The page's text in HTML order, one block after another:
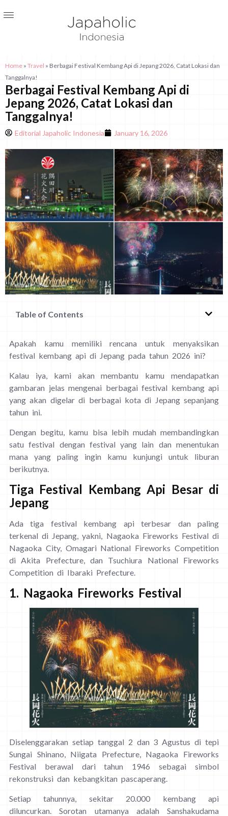
Home » Travel » Berbagai Festival Kembang Api di Jepang 2026, Catat Lokasi dan
Tanggalnya!
Berbagai Festival Kembang Api di
Jepang 2026, Catat Lokasi dan
Tanggalnya!
Editorial Japaholic Indonesia January 16, 2026
Table of Contents
Apakah kamu memiliki rencana untuk menyaksikan
festival kembang api di Jepang pada tahun 2026 ini?
Kalau iya, kami akan membantu kamu mendapatkan
gambaran jelas mengenai berbagai festival kembang api
yang akan digelar di berbagai kota di Jepang sepanjang
tahun ini.
Dengan begitu, kamu bisa lebih mudah membandingkan
satu festival dengan festival yang lain dan menentukan
mana yang paling ingin kamu kunjungi untuk liburan
berikutnya.
Tiga Festival Kembang Api Besar di
Jepang
Ada tiga festival kembang api terbesar dan paling
terkenal di Jepang, yakni, Nagaoka Fireworks Festival di
Nagaoka City, Omagari National Fireworks Competition
di Akita Prefecture, dan Tsuchiura National Fireworks
Competition di Ibaraki Prefecture.
1. Nagaoka Fireworks Festival
Diselenggarakan setiap tanggal 2 dan 3 Agustus di tepi
Sungai Shinano, Niigata Prefecture, Nagaoka Fireworks
Festival berawal dari tahun 1946 sebagai simbol
rekonstruksi dan kebangkitan pascaperang.
Setiap tahunnya, sekitar 20.000 kembang api
diluncurkan. Sorotan utamanya adalah Sanshakudama